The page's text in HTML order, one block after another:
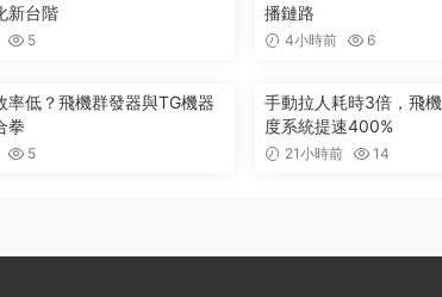
新台階
5
播鏈路
4小時前 6
率低？飛機群發器與TG機器
拳
5
手動拉人耗時3倍，飛
度系統提速400%
21小時前 14